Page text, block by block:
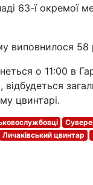
63-ї окремої
виповнилося 58
о 11:00 в
цвинтарі.
Личаківський цвинтар